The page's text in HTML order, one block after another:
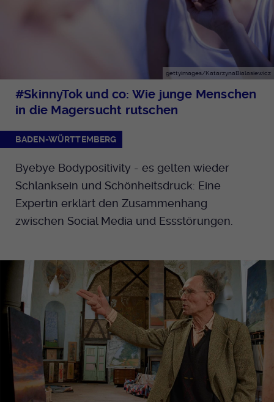
gettyimages/KatarzynaBialasiewicz
#SkinnyTok und co: Wie junge Menschen
in die Magersucht rutschen
BADEN-WÜRTTEMBERG
Byebye Bodypositivity - es gelten wieder
Schlanksein und Schönheitsdruck: Eine
Expertin erklärt den Zusammenhang
zwischen Social Media und Essstörungen.